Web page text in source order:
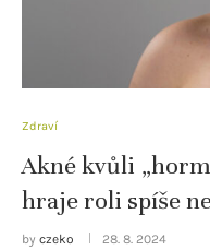
Zdraví
Akné kvůli
hraje roli spíše
by czeko 28. 8. 2024